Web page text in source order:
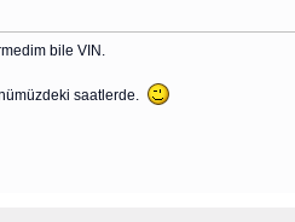
bile VIN.
saatlerde.